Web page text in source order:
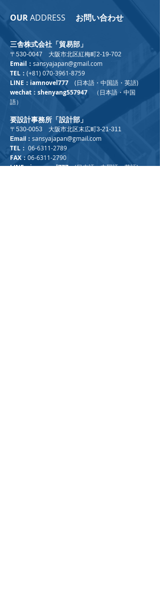
OURADDRESS お問い合わせ
三舎株式会社「貿易部」
〒530-0047 大阪市北区紅梅町2-19-702
Email： sansyajapan@gmail.com
TEL： (+81) 070-3961-8759
LINE：iamnovel777 (日本語・中国語・英語)
wechat： shenyang557947 （ 日本語・中国
語）
要設計事務所「設計部」
〒530-0053 大阪市北区末広町3-21-311
Email： sansyajapan@gmail.com
TEL： 06-6311-2789
FAX： ​06-6311-2790
LINE：iamnovel777(日本語・中国語・英語)